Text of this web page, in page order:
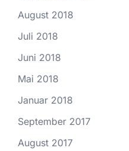
August 2018
Juli 2018
Juni 2018
Mai 2018
Januar 2018
September 2017
August 2017